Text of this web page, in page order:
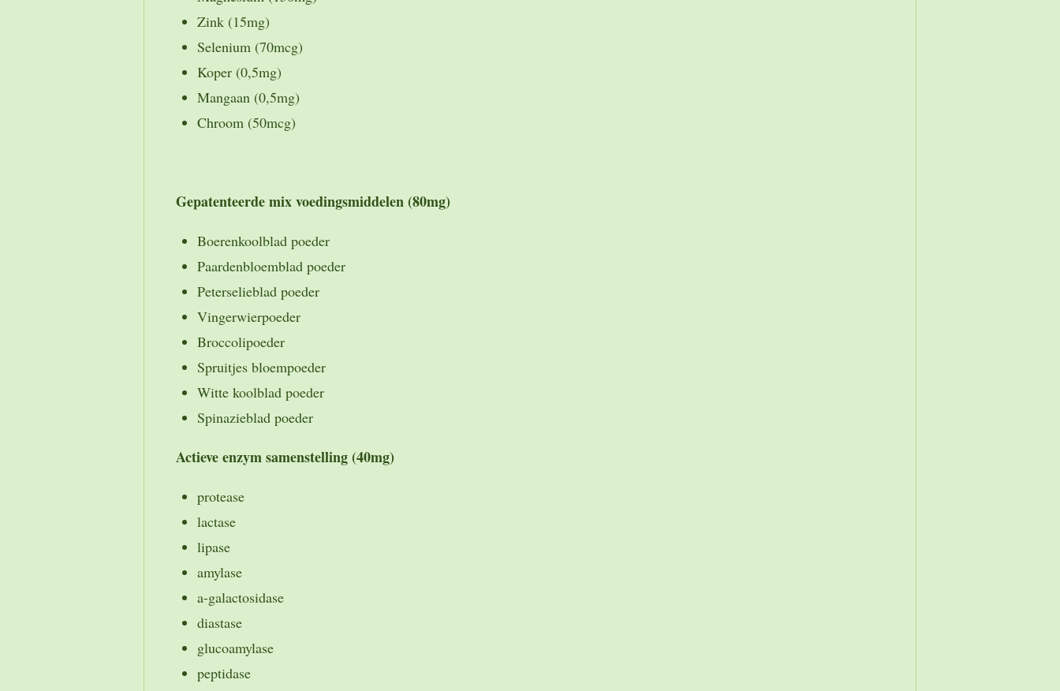
Zink (15mg)
Selenium (70mcg)
Koper (0,5mg)
Mangaan (0,5mg)
Chroom (50mcg)
Gepatenteerde mix voedingsmiddelen (80mg)
Boerenkoolblad poeder
Paardenbloemblad poeder
Peterselieblad poeder
Vingerwierpoeder
Broccolipoeder
Spruitjes bloempoeder
Witte koolblad poeder
Spinazieblad poeder
Actieve enzym samenstelling (40mg)
protease
lactase
lipase
amylase
a-galactosidase
diastase
glucoamylase
peptidase